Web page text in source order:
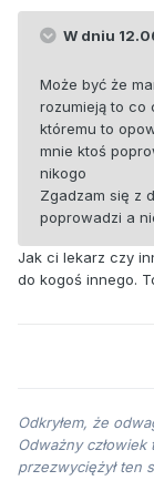
W dniu
Może być że
rozumieją to co
któremu to
mnie ktoś
nikogo
Zgadzam się z
poprowadzi a
Jak ci lekarz czy
do kogoś innego.
Odkryłem, że
Odważny
przezwyciężył ten